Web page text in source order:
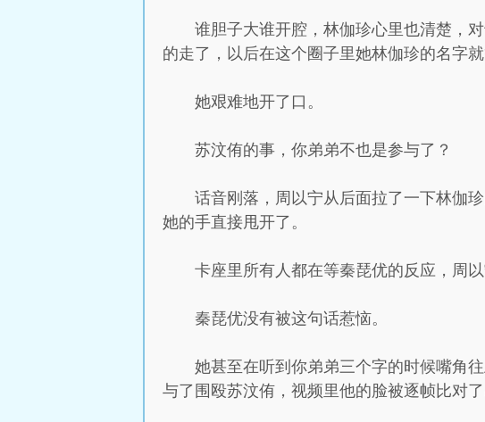
谁胆子大谁开腔，林伽珍心里也清楚，
的走了，以后在这个圈子里她林伽珍的名字
她艰难地开了口。
苏汶侑的事，你弟弟不也是参与了？
话音刚落，周以宁从后面拉了一下林伽
她的手直接甩开了。
卡座里所有人都在等秦琵优的反应，周以
秦琵优没有被这句话惹恼。
她甚至在听到你弟弟三个字的时候嘴角
与了围殴苏汶侑，视频里他的脸被逐帧比对